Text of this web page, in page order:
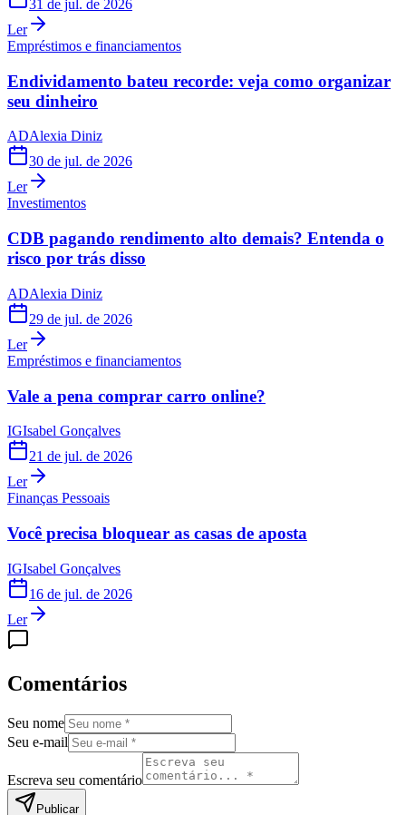
31 de jul. de 2026
Ler
Empréstimos e financiamentos
Endividamento bateu recorde: veja como organizar
seu dinheiro
ADAlexia Diniz
30 de jul. de 2026
Ler
Investimentos
CDB pagando rendimento alto demais? Entenda o
risco por trás disso
ADAlexia Diniz
29 de jul. de 2026
Ler
Empréstimos e financiamentos
Vale a pena comprar carro online?
IGIsabel Gonçalves
21 de jul. de 2026
Ler
Finanças Pessoais
Você precisa bloquear as casas de aposta
IGIsabel Gonçalves
16 de jul. de 2026
Ler
Comentários
Seu nome
Seu e-mail
Escreva seu comentário
Publicar